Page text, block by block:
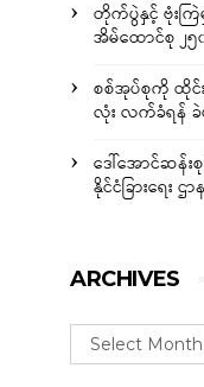
တိုက်ပွဲနှင့် ဗုံးကြဲ
အိမ်ထောင်စု ၂၅
စစ်အုပ်စုကို ထို
လုံး လက်ခံရန်
ဒေါ်အောင်ဆန်း
နိုင်ငံခြားရေး
ARCHIVES